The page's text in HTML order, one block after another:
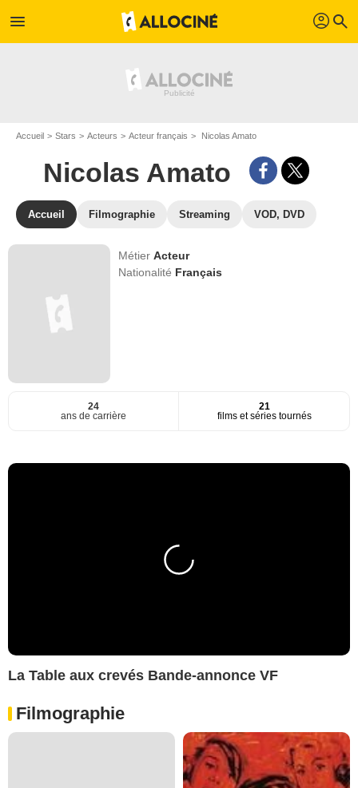
menu profil search
Accueil Stars Acteurs Acteur français Nicolas Amato
Nicolas Amato
Accueil Filmographie Streaming VOD, DVD
MétierActeur
Nationalité Français
24
ans de carrière
21
films et séries tournés
La Table aux crevés Bande-annonce VF
Filmographie